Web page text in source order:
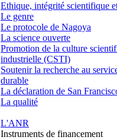
Ethique, intégrité scientifique
Le genre
Le protocole de Nagoya
La science ouverte
Promotion de la culture
industrielle (CSTI)
Soutenir la recherche au
durable
La déclaration de San
La qualité
L'ANR
Instruments de financement